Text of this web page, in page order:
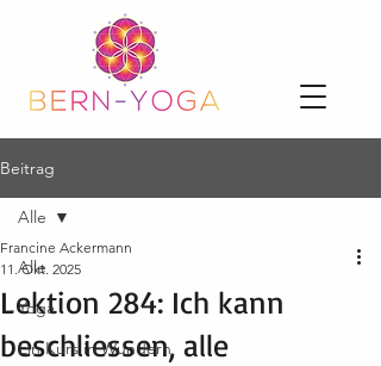
Beitrag
Alle
Yoga
Ein Kurs in Wundern
Alle
Lektion 284: Ich kann
beschliessen, alle
Francine Ackermann
11. Okt. 2025